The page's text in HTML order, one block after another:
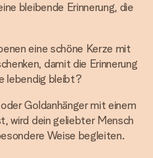
bleibende Erinnerung, die
eine schöne Kerze mit
damit die Erinnerung
lebendig bleibt?
Goldanhänger mit einem
wird dein geliebter Mensch
Weise begleiten.